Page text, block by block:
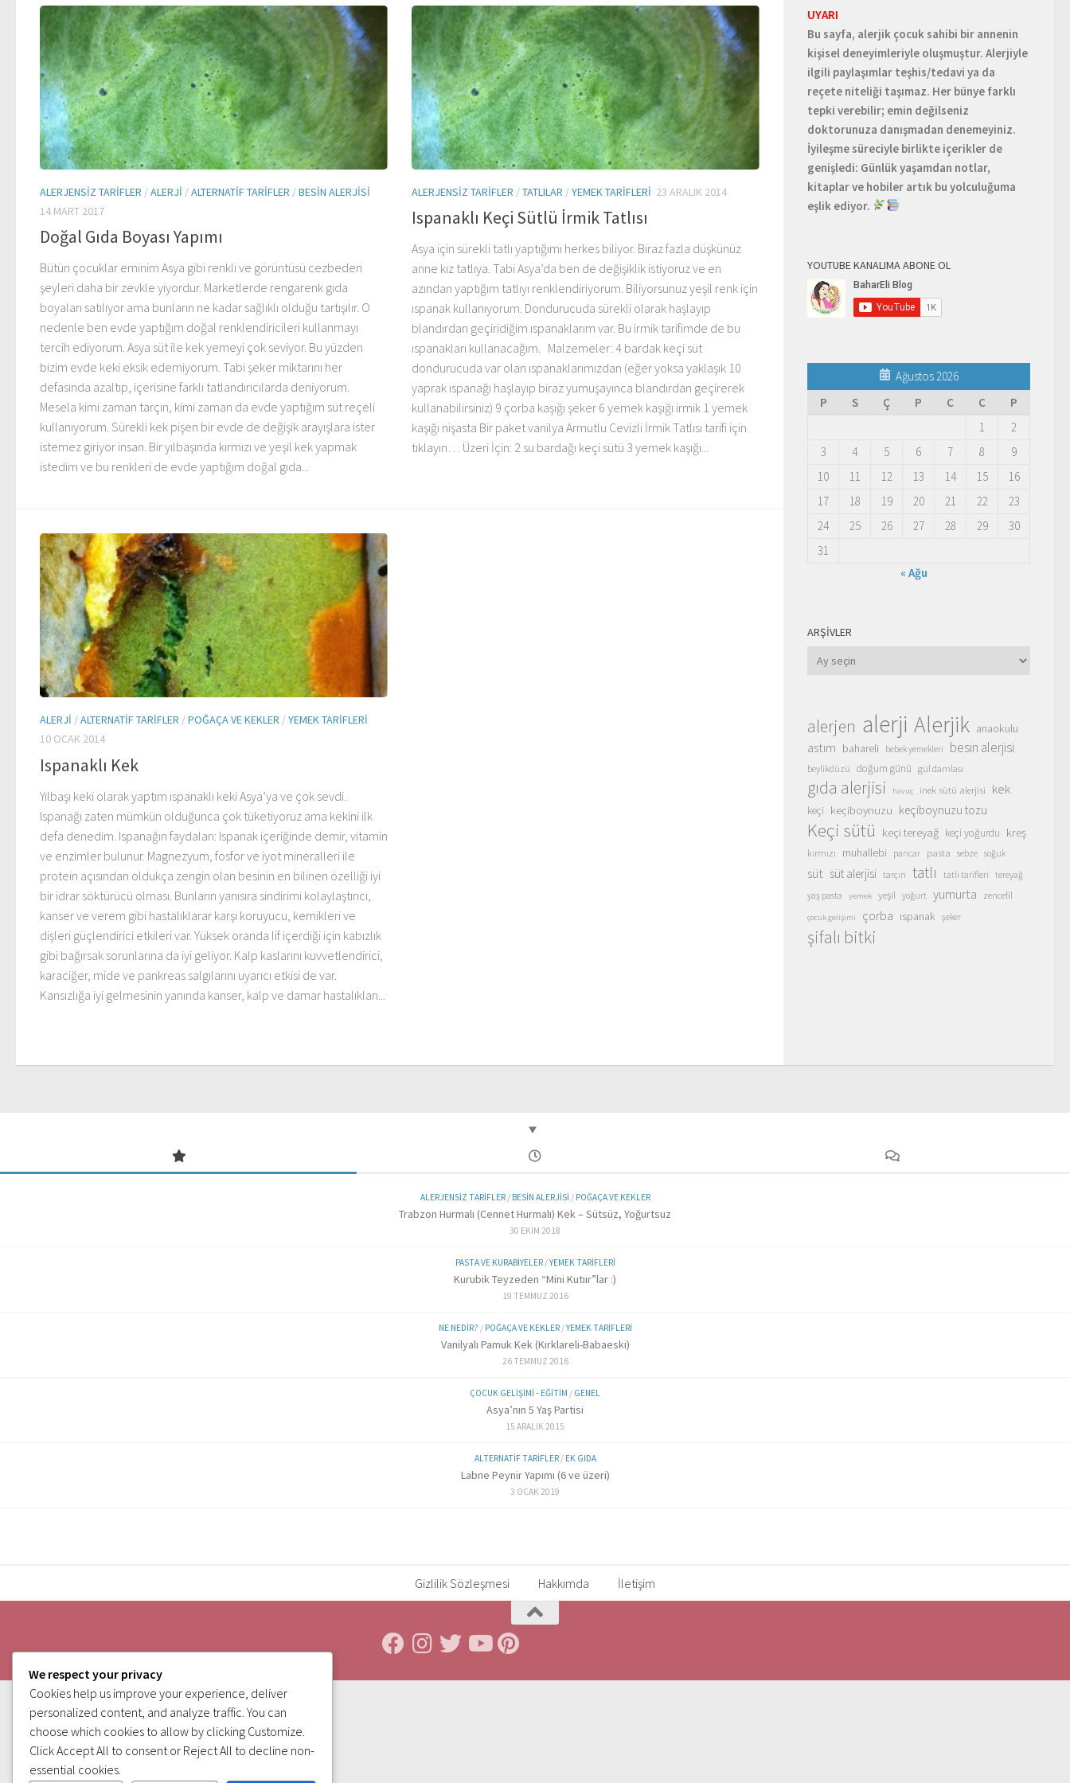
ALERJENSIZ TARIFLER /ALERJI /ALTERNATIF TARIFLER /BESIN ALERJISI
14 MART 2017
Doğal Gıda Boyası Yapımı
Bütün çocuklar eminim Asya gibi renkli ve görüntüsü cezbeden
şeyleri daha bir zevkle yiyordur. Marketlerde rengarenk gıda
boyaları satılıyor ama bunların ne kadar sağlıklı olduğu tartışılır. O
nedenle ben evde yaptığım doğal renklendiricileri kullanmayı
tercih ediyorum. Asya süt ile kek yemeyi çok seviyor. Bu yüzden
bizim evde keki eksik edemiyorum. Tabi şeker miktarını her
defasında azaltıp, içerisine farklı tatlandırıcılarda deniyorum.
Mesela kimi zaman tarçın, kimi zaman da evde yaptığım süt reçeli
kullanıyorum. Sürekli kek pişen bir evde de değişik arayışlara ister
istemez giriyor insan. Bir yılbaşında kırmızı ve yeşil kek yapmak
istedim ve bu renkleri de evde yaptığım doğal gıda...
ALERJENSIZ TARIFLER /TATLILAR /YEMEK TARIFLERI 23 ARALIK 2014
Ispanaklı Keçi Sütlü İrmik Tatlısı
Asya için sürekli tatlı yaptığımı herkes biliyor. Biraz fazla düşkünüz
anne kız tatlıya. Tabi Asya’da ben de değişiklik istiyoruz ve en
azından yaptığım tatlıyı renklendiriyorum. Biliyorsunuz yeşil renk için
ıspanak kullanıyorum. Dondurucuda sürekli olarak haşlayıp
blandırdan geçiridiğim ıspanaklarım var. Bu irmik tarifimde de bu
ıspanakları kullanacağım. Malzemeler: 4 bardak keçi süt
dondurucuda var olan ıspanaklarımızdan (eğer yoksa yaklaşık 10
yaprak ıspanağı haşlayıp biraz yumuşayınca blandırdan geçirerek
kullanabilirsiniz) 9 çorba kaşığı şeker 6 yemek kaşığı irmik 1 yemek
kaşığı nişasta Bir paket vanilya Armutlu Cevizli İrmik Tatlısı tarifi için
tıklayın… Üzeri İçin: 2 su bardağı keçi sütü 3 yemek kaşığı...
ALERJI /ALTERNATIF TARIFLER /POĞAÇA VE KEKLER /YEMEK TARIFLERI
10 OCAK 2014
Ispanaklı Kek
Yılbaşı keki olarak yaptım ıspanaklı keki Asya’ya ve çok sevdi.
Ispanağı zaten mümkün olduğunca çok tüketiyoruz ama kekini ilk
defa denedim. Ispanağın faydaları: Ispanak içeriğinde demir, vitamin
ve enzimler bulunur. Magnezyum, fosfor ve iyot mineralleri ile
protein açısından oldukça zengin olan besinin en bilinen özelliği iyi
bir idrar söktürücü olması. Bunların yanısıra sindirimi kolaylaştırıcı,
kanser ve verem gibi hastalıklarar karşı koruyucu, kemikleri ve
dişleri güçlendirici etkileri var. Yüksek oranda lif içerdiği için kabızlık
gibi bağırsak sorunlarına da iyi geliyor. Kalp kaslarını kuvvetlendirici,
karaciğer, mide ve pankreas salgılarını uyarıcı etkisi de var.
Kansızlığa iyi gelmesinin yanında kanser, kalp ve damar hastalıkları...
UYARI
Bu sayfa, alerjik çocuk sahibi bir annenin
kişisel deneyimleriyle oluşmuştur. Alerjiyle
ilgili paylaşımlar teşhis/tedavi ya da
reçete niteliği taşımaz. Her bünye farklı
tepki verebilir; emin değilseniz
doktorunuza danışmadan denemeyiniz.
İyileşme süreciyle birlikte içerikler de
genişledi: Günlük yaşamdan notlar,
kitaplar ve hobiler artık bu yolculuğuma
eşlik ediyor.
YOUTUBE KANALIMA ABONE OL
Ağustos 2026
P
S Ç P C C
P
1
2
3
4 5 6 7 8
9
10
11 12 13 14 15
16
17
18 19 20 21 22
23
24
25 26 27 28 29
30
31
« Ağu
ARŞIVLER
Arşivler
alerjen alerji Alerjik anaokulu
astım bahareli bebek yemekleri besin alerjisi
beylikdüzü doğum günü gül damlası
gıda alerjisi havuç inek sütü alerjisi kek
keçi keçiboynuzu keçiboynuzu tozu
Keçi sütü keçi tereyağ keçi yoğurdu kreş
kırmızı muhallebi pancar pasta sebze soğuk
süt süt alerjisi tarçın tatlı tatlı tarifleri tereyağ
yaş pasta yemek yeşil yoğurt yumurta zencefil
çocuk gelişimi çorba ıspanak şeker
şifalı bitki
ALERJENSIZ TARIFLER/ BESIN ALERJISI / POĞAÇA VE KEKLER
Trabzon Hurmalı (Cennet Hurmalı) Kek – Sütsüz, Yoğurtsuz
30 EKIM 2018
PASTA VE KURABIYELER/YEMEK TARIFLERI
Kurubik Teyzeden “Mini Kutıır”lar :)
19 TEMMUZ 2016
NE NEDIR? / POĞAÇA VE KEKLER/YEMEK TARIFLERI
Vanilyalı Pamuk Kek (Kırklareli-Babaeski)
26 TEMMUZ 2016
ÇOCUK GELIŞIMI - EĞITIM / GENEL
Asya’nın 5 Yaş Partisi
15 ARALIK 2015
ALTERNATIF TARIFLER/ EK GIDA
Labne Peynir Yapımı (6 ve üzeri)
3 OCAK 2019
Gizlilik Sözleşmesi Hakkımda İletişim
We respect your privacy
Cookies help us improve your experience, deliver
personalized content, and analyze traffic. You can
choose which cookies to allow by clicking Customize.
ClickAccept All to consent or Reject All to decline non-
essential cookies.